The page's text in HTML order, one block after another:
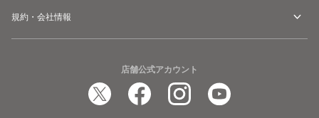
規約・会社情報
店舗公式アカウント